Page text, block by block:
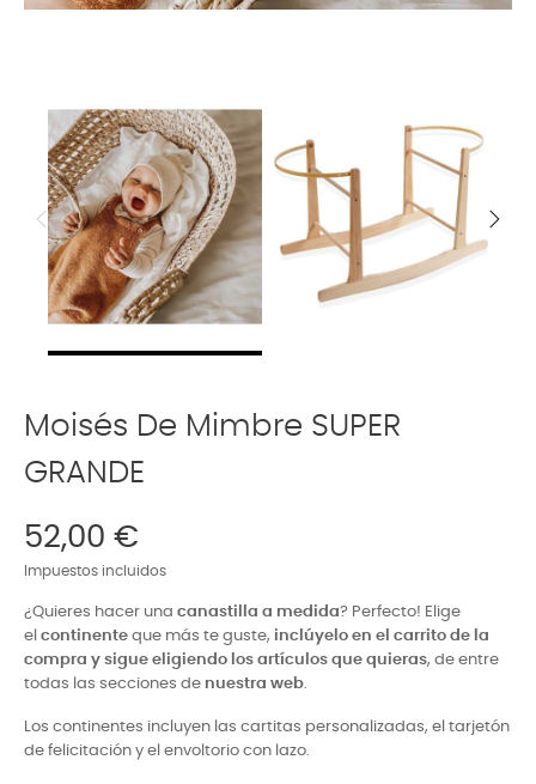
Moisés De Mimbre SUPER
GRANDE
52,00 €
Impuestos incluidos
¿Quieres hacer una canastilla a medida? Perfecto! Elige
el continente que más te guste, inclúyelo en el carrito de la
compra y sigue eligiendo los artículos que quieras, de entre
todas las secciones de nuestra web.
Los continentes incluyen las cartitas personalizadas, el tarjetón
de felicitación y el envoltorio con lazo.